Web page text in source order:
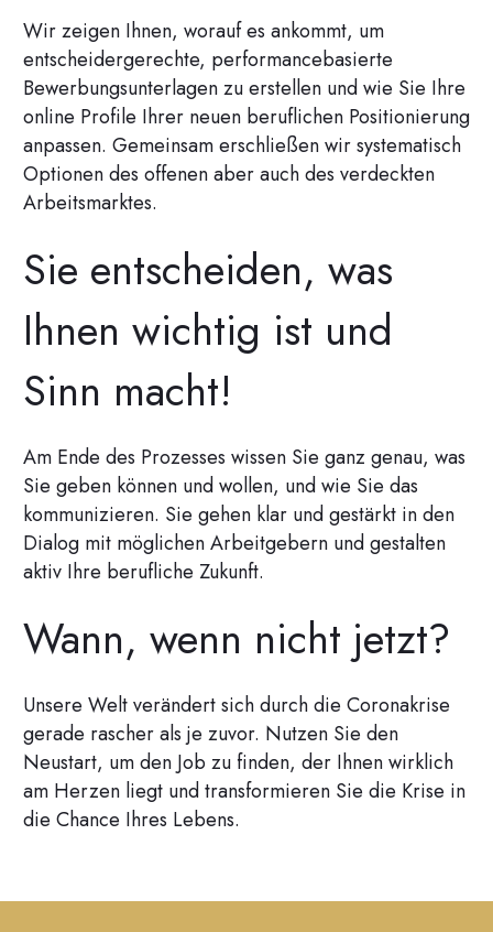
Wir zeigen Ihnen, worauf es ankommt, um
entscheidergerechte, performancebasierte
Bewerbungsunterlagen zu erstellen und wie Sie Ihre
online Profile Ihrer neuen beruflichen Positionierung
anpassen. Gemeinsam erschließen wir systematisch
Optionen des offenen aber auch des verdeckten
Arbeitsmarktes.
Sie entscheiden, was
Ihnen wichtig ist und
Sinn macht!
Am Ende des Prozesses wissen Sie ganz genau, was
Sie geben können und wollen, und wie Sie das
kommunizieren. Sie gehen klar und gestärkt in den
Dialog mit möglichen Arbeitgebern und gestalten
aktiv Ihre berufliche Zukunft.
Wann, wenn nicht jetzt?
Unsere Welt verändert sich durch die Coronakrise
gerade rascher als je zuvor. Nutzen Sie den
Neustart, um den Job zu finden, der Ihnen wirklich
am Herzen liegt und transformieren Sie die Krise in
die Chance Ihres Lebens.